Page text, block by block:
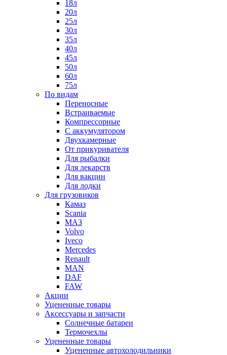
18л
20л
25л
30л
35л
40л
45л
50л
60л
75л
По видам
Переносные
Встраиваемые
Компрессорные
С аккумулятором
Двухкамерные
От прикуривателя
Для рыбалки
Для лекарств
Для вакцин
Для лодки
Для грузовиков
Камаз
Scania
МАЗ
Volvo
Iveco
Mercedes
Renault
MAN
DAF
FAW
Акции
Уцененные товары
Аксессуары и запчасти
Солнечные батареи
Термочехлы
Уцененные товары
Уцененные автохолодильники